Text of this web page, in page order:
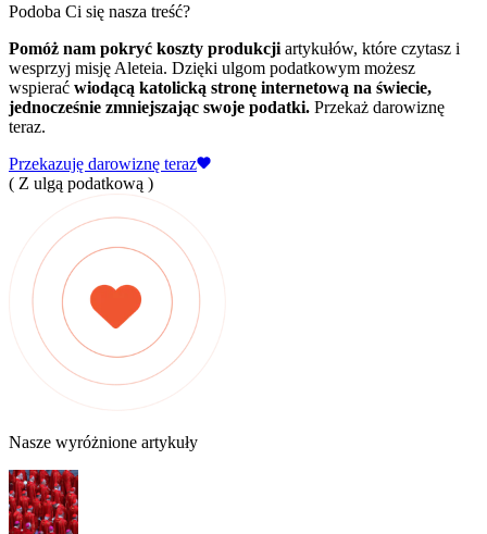
Podoba Ci się nasza treść?
Pomóż nam pokryć koszty produkcji artykułów, które czytasz i
wesprzyj misję Aleteia. Dzięki ulgom podatkowym możesz
wspierać wiodącą katolicką stronę internetową na świecie,
jednocześnie zmniejszając swoje podatki. Przekaż darowiznę
teraz.
Przekazuję darowiznę teraz
( Z ulgą podatkową )
Nasze wyróżnione artykuły